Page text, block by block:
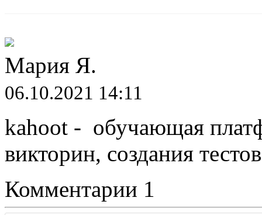
Мария Я.
06.10.2021 14:11
kahoot - обучающая
викторин, создания
Комментарии 1